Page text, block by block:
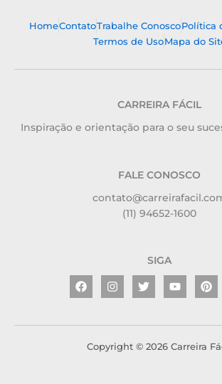
HomeContatoTrabalhe ConoscoPolítica
Termos de UsoMapa do
CARREIRA FÁCIL
Inspiração e orientação para o seu
FALE CONOSCO
(11) 94652-1600
SIGA
FacebookInstagram
TwitterYoutube
Copyright © 2026 Carreira